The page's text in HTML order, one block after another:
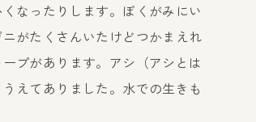
なったりします。ぼくがみにい
がたくさんいたけどつかまえれ
プがあります。アシ（アシとは
えてありました。水での生きも